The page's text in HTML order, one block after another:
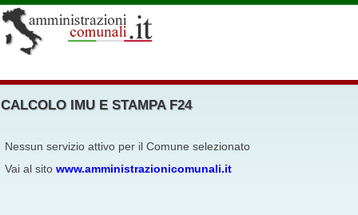
CALCOLO IMU E STAMPA F24
Nessun servizio attivo per il Comune selezionato
Vai al sito www.amministrazionicomunali.it